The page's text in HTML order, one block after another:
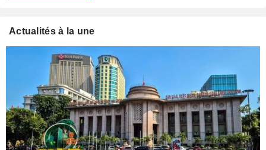
Actualités à la une